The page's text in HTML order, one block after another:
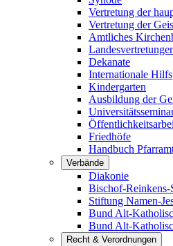
Vertretung der
Vertretung der
Amtliches
Dekanate
Internationale
Kindergarten
Ausbildung der
Friedhöfe
Handbuch
Verbände
Diakonie
Bischof-
Stiftung Namen-
Bund Alt-
Bund Alt-
Recht & Verordnungen